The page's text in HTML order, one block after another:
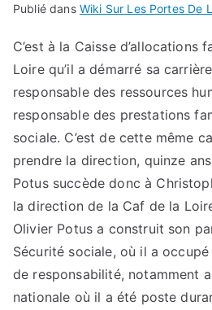
Publié dans Wiki Sur Les Portes De
C’est à la Caisse d’allocations
Loire qu’il a démarré sa
responsable des ressources
responsable des prestations
sociale. C’est de cette même
prendre la direction, quinze
Potus succède donc à
la direction de la Caf de la
Olivier Potus a construit son
Sécurité sociale, où il a
de responsabilité, notamment
nationale où il a été poste